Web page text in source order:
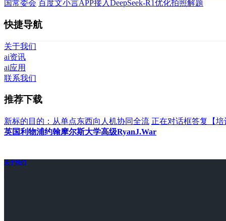
国常委会 百度文小言APP接入DeepSeek-R1优化拍照解题
快捷导航
关于我们
ai资讯
ai应用
联系我们
推荐下载
新标的目的：从单点东西向人机协同全流 正在对话框答复【
英国利物浦约翰摩尔斯大学高级RyanJ.War
关于我们